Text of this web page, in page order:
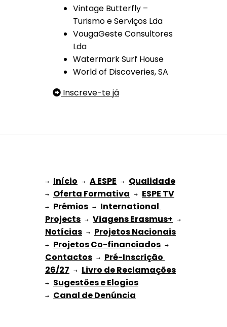
Vintage Butterfly –
Turismo e Serviços Lda
VougaGeste Consultores
Lda
Watermark Surf House
World of Discoveries, SA
Inscreve-te já
→ Início → A ESPE → Qualidade
→ Oferta Formativa → ESPE TV
→ Prémios → International
Projects → Viagens Erasmus+
Notícias → Projetos Nacionais
→ Projetos Co-financiados
Contactos → Pré-Inscrição
26/27 → Livro de Reclamações
→ Sugestões e Elogios
→